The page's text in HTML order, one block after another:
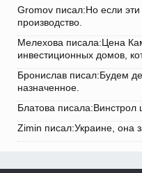
Gromov писал:Но если
производство.
Мелехова писала:Цена
инвестиционных домов,
Бронислав писал:Будем
назначенное.
Блатова
Zimin писал:Украине, она